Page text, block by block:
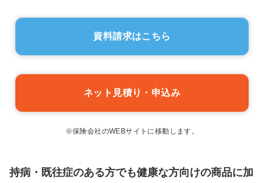
資料請求はこちら
ネット見積り・申込み
※保険会社のWEBサイトに移動します。
持病・既往症のある方でも健康な方向けの商品に加